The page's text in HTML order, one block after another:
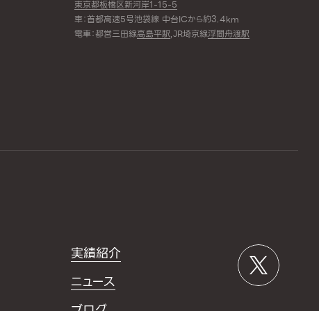
東京都板橋区新河岸1-15-5
車：首都高速5号池袋線 中台ICから約3.4km
電車：都営三田線高島平駅,JR埼京線浮間舟渡駅
実績紹介
ニュース